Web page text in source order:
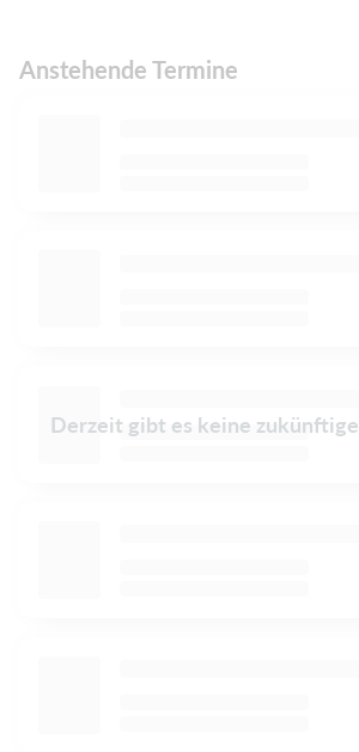
Anstehende Termine
Derzeit gibt es keine